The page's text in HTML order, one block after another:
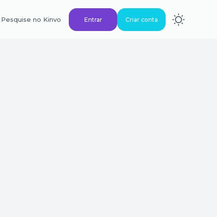
Pesquise no Kinvo Entrar Criar conta